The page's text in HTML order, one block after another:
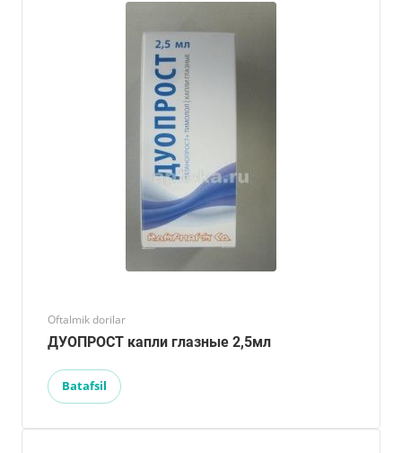
Oftalmik dorilar
ДУОПРОСТ капли глазные 2,5мл
Batafsil